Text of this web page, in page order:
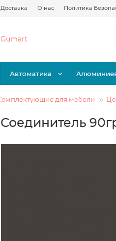
Доставка О нас Политика
Gumart
Автоматика
Комплектующие для мебели
Соединитель